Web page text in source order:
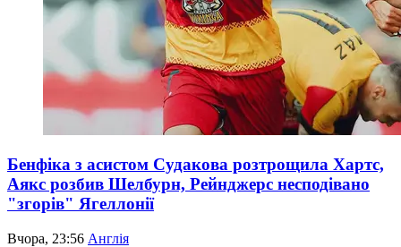
Бенфіка з асистом Судакова розтрощила Хартс,
Аякс розбив Шелбурн, Рейнджерс несподівано
"згорів" Ягеллонії
Вчора, 23:56 Англія